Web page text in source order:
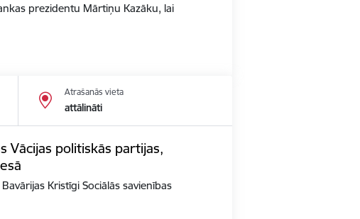
prezidentu Mārtiņu Kazāku, lai
Atrašanās vieta
attālināti
Vācijas politiskās partijas,
Kristīgi Sociālās savienības